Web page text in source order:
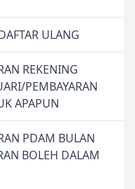
ULANG
REKENING
PEMBAYARAN
APAPUN
PDAM BULAN
BOLEH DALAM